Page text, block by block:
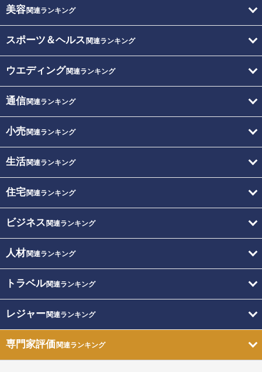
美容関連ランキング
スポーツ＆ヘルス 関連ランキング
ウエディング関連ランキング
通信関連ランキング
小売関連ランキング
生活関連ランキング
住宅関連ランキング
ビジネス 関連ランキング
人材関連ランキング
トラベル関連ランキング
レジャー関連ランキング
専門家評価関連ランキング